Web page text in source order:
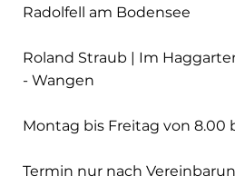
Radolfell am Bodensee
Roland Straub | Im
- Wangen
Montag bis Freitag von 8.00
Termin nur nach